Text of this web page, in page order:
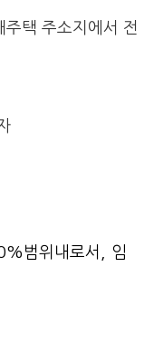
택 주소지에서 전
범위내로서, 임